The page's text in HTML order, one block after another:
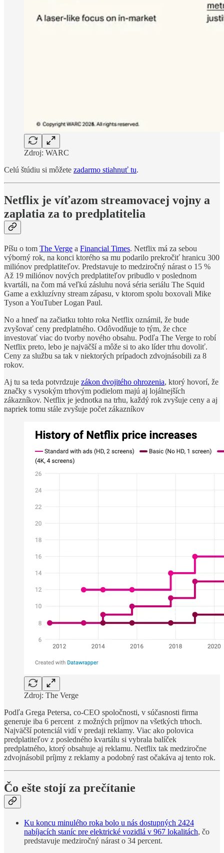
Zdroj: WARC
Celú štúdiu si môžete zadarmo stiahnuť tu.
Netflix je víťazom streamovacej vojny a
zaplatia za to predplatitelia
Píšu o tom The Verge a Financial Times. Netflix má za sebou
výborný rok, na konci ktorého sa mu podarilo prekročiť hranicu 300
miliónov predplatiteľov. Predstavuje to medziročný nárast o 15 %
Až 19 miliónov nových predplatiteľov pribudlo v poslednom
kvartáli, na čom má veľkú zásluhu nová séria seriálu The Squid
Game a exkluzívny stream zápasu, v ktorom spolu boxovali Mike
Tyson a YouTuber Logan Paul.
No a hneď na začiatku tohto roka Netflix oznámil, že bude
zvyšovať ceny predplatného. Odôvodňuje to tým, že chce
investovať viac do tvorby nového obsahu. Podľa The Verge to robí
Netflix preto, lebo je najväčší a môže si to ako líder trhu dovoliť.
Ceny za službu sa tak v niektorých prípadoch zdvojnásobili za 8
rokov.
Aj tu sa teda potvrdzuje zákon dvojitého ohrozenia, ktorý hovorí, že
značky s vysokým trhovým podielom majú aj lojálnejších
zákazníkov. Netflix je jednotka na trhu, každý rok zvyšuje ceny a aj
napriek tomu stále zvyšuje počet zákazníkov
Zdroj: The Verge
Podľa Grega Petersa, co-CEO spoločnosti, v súčasnosti firma
generuje iba 6 percent z možných príjmov na všetkých trhoch.
Najväčší potenciál vidí v predaji reklamy. Viac ako polovica
predplatiteľov z posledného kvartálu si vybrala balíček
predplatného, ktorý obsahuje aj reklamu. Netflix tak medziročne
zdvojnásobil príjmy z reklamy a podobný rast očakáva aj tento rok.
Čo ešte stojí za prečítanie
Ku koncu minulého roka bolo u nás dostupných 2424
nabíjacích staníc pre elektrické vozidlá v 967 lokalitách, čo
predstavuje medziročný nárast o 34 percent.